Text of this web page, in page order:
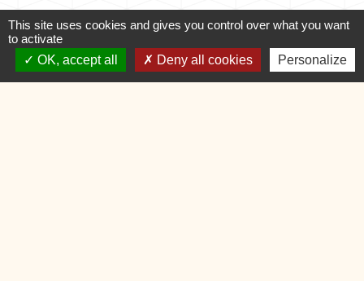
585, route du Chef-Lieu
74370 Charvonnex - FRANCE
+33 4 50 60 32 48
This site uses cookies and gives you control over what you want
to activate
OK, accept all
Deny all cookies Personalize